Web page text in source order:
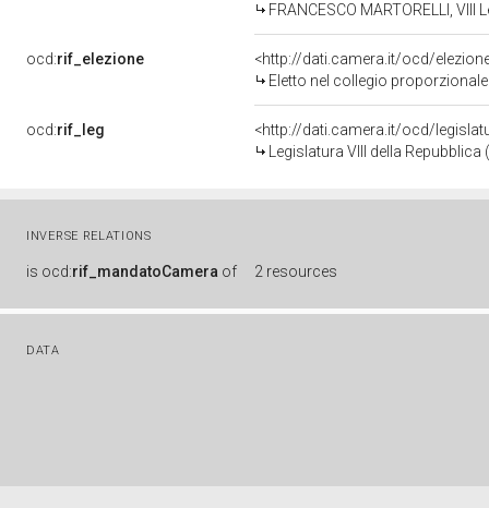
FRANCESCO MARTORELLI,
ocd:rif_elezione
<http://dati.camera.it/ocd/
Eletto nel collegio proporzionale
ocd:rif_leg
<http://dati.camera.it/ocd/
Legislatura VIII della
INVERSE RELATIONS
is ocd:rif_mandatoCamera of 2 resources
DATA